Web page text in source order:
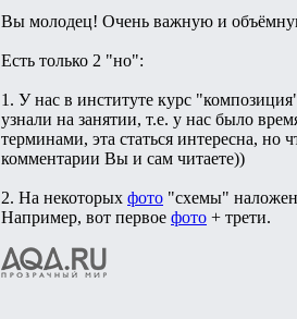
Вы молодец! Очень важную и
Есть только 2 "но":
1. У нас в институте курс
узнали на занятии, т.е. у нас было
терминами, эта статься интересна,
комментарии Вы и сам читаете))
2. На некоторых фото "схемы"
Например, вот первое фото + трети.